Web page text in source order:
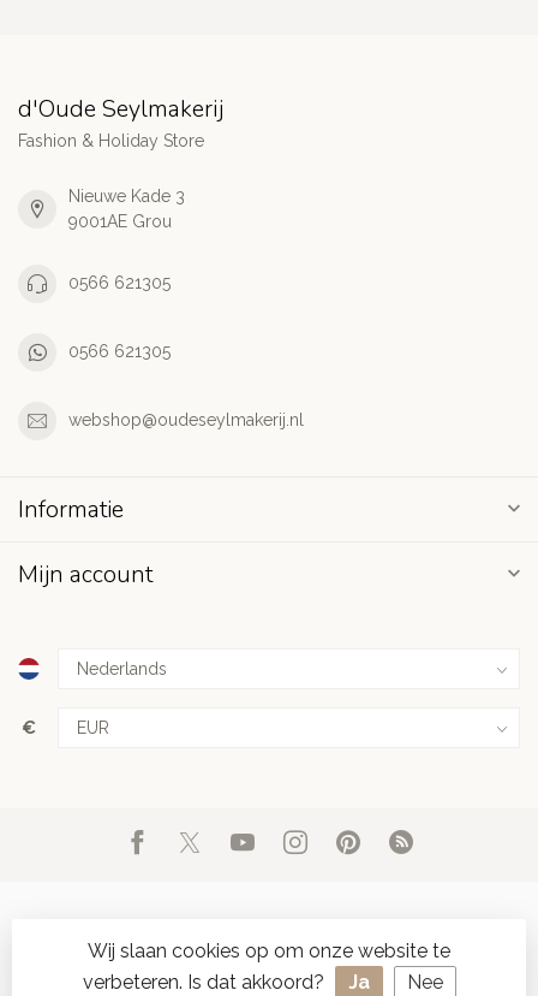
d'Oude Seylmakerij
Fashion & Holiday Store
Nieuwe Kade 3
9001AE Grou
0566 621305
0566 621305
webshop@oudeseylmakerij.nl
Informatie
Mijn account
€
© Copyright 2026 d'Oude Seylmakerij- Powered by Lightspeed
Wij slaan cookies op om onze website te
verbeteren. Is dat akkoord?
Ja Nee